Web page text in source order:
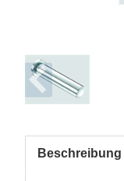
Beschreibung